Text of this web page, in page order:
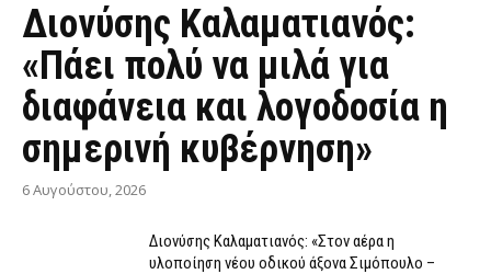
Διονύσης Καλαματιανός:
«Πάει πολύ να μιλά για
διαφάνεια και λογοδοσία η
σημερινή κυβέρνηση»
6 Αυγούστου, 2026
Διονύσης Καλαματιανός: «Στον αέρα η
υλοποίηση νέου οδικού άξονα Σιμόπουλο –